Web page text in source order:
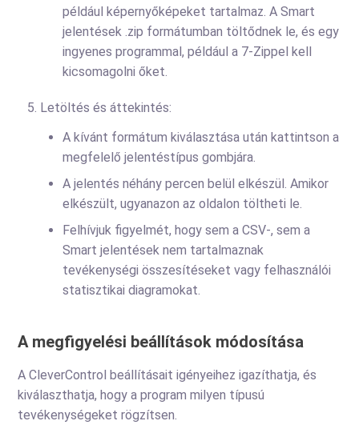
például képernyőképeket tartalmaz. A Smart
jelentések .zip formátumban töltődnek le, és egy
ingyenes programmal, például a 7-Zippel kell
kicsomagolni őket.
Letöltés és áttekintés:
A kívánt formátum kiválasztása után kattintson a
megfelelő jelentéstípus gombjára.
A jelentés néhány percen belül elkészül. Amikor
elkészült, ugyanazon az oldalon töltheti le.
Felhívjuk figyelmét, hogy sem a CSV-, sem a
Smart jelentések nem tartalmaznak
tevékenységi összesítéseket vagy felhasználói
statisztikai diagramokat.
A megfigyelési beállítások módosítása
A CleverControl beállításait igényeihez igazíthatja, és
kiválaszthatja, hogy a program milyen típusú
tevékenységeket rögzítsen.